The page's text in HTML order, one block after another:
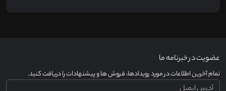
عضویت در خبرنامه ما
تمام آخرین اطلاعات در مورد رویدادها، فروش ها و پیشنهادات را دریافت کنید.